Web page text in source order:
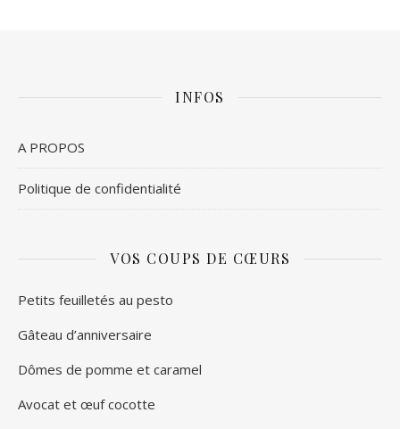
INFOS
A PROPOS
Politique de confidentialité
VOS COUPS DE CŒURS
Petits feuilletés au pesto
Gâteau d’anniversaire
Dômes de pomme et caramel
Avocat et œuf cocotte